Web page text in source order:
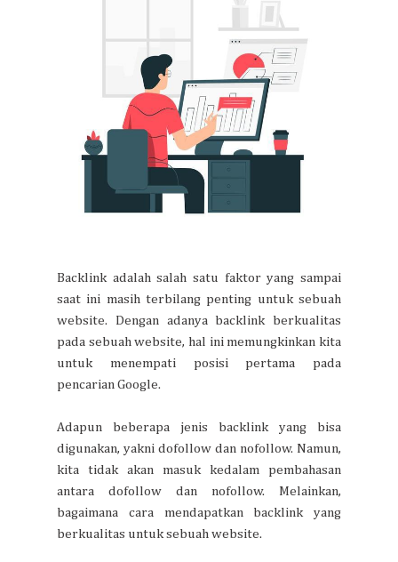
Backlink adalah salah satu faktor yang sampai
saat ini masih terbilang penting untuk sebuah
website. Dengan adanya backlink berkualitas
pada sebuah website, hal ini memungkinkan kita
untuk menempati posisi pertama pada
pencarian Google.
Adapun beberapa jenis backlink yang bisa
digunakan, yakni dofollow dan nofollow. Namun,
kita tidak akan masuk kedalam pembahasan
antara dofollow dan nofollow. Melainkan,
bagaimana cara mendapatkan backlink yang
berkualitas untuk sebuah website.